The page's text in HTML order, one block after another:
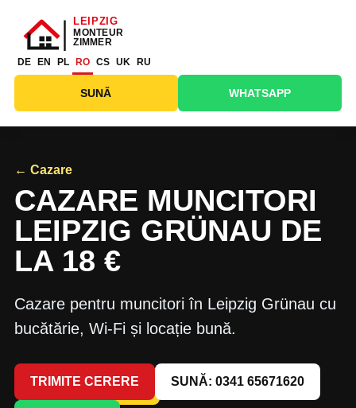
SUNĂ WHATSAPP
DE EN PL RO CS UK RU
← Cazare
CAZARE MUNCITORI
LEIPZIG GRÜNAU DE
LA 18 €
Cazare pentru muncitori în Leipzig Grünau cu
bucătărie, Wi-Fi și locație bună.
TRIMITE CERERE SUNĂ: 0341 65671620